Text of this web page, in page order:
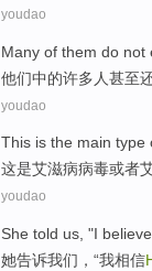
youdao
Many of them do not
他们中的许多人甚至
youdao
This is the main type
这是艾滋病病毒或者
youdao
She told us , "I believe
她告诉我们 ，“我相信